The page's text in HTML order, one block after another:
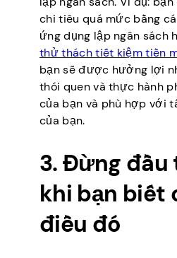
chi tiêu quá mức bằng
ứng dụng lập ngân sách
thử thách tiết kiệm tiền
bạn sẽ được hưởng lợi
thói quen và thực hành
của bạn và phù hợp với
của bạn.
3. Đừng
khi bạn biết
điều đó